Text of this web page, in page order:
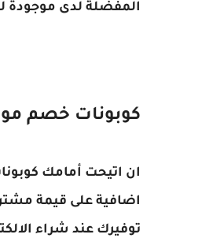
المفضلة لدى موجودة
كوبونات خصم
ان اتيحت أمامك
اضافية على قيمة
توفيرك عند شراء